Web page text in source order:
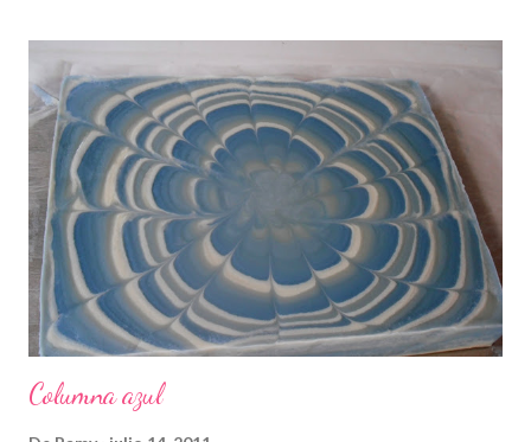
Columna azul